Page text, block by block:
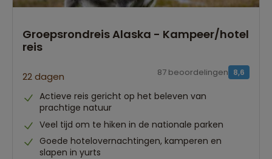
Groepsrondreis Alaska - Kampeer/hotel
reis
22 dagen 8,6
87 beoordelingen
Actieve reis gericht op het beleven van
prachtige natuur
Veel tijd om te hiken in de nationale parken
Goede hotelovernachtingen, kamperen en
slapen in yurts